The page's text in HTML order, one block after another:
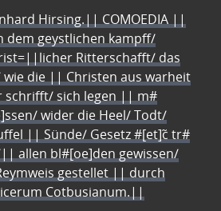
Hirsing.|| COMOEDIA ||
dem geystlichen kampff/
Ritterschafft/ das
wie die || Christen aus warheit
schrifft/ sich legen || m#
wider die Heel/ Todt/
|| Sünde/ Gesetz #[et]c̃ tr#
allen bl#[oe]den gewissen/
gestellet || durch
Cotbusianum.||